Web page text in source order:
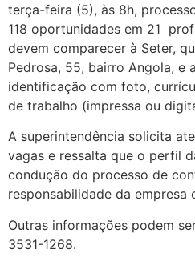
terça-feira (5), às 8h,
118 oportunidades em 21
devem comparecer à Seter,
Pedrosa, 55, bairro Angola, e
identificação com foto,
de trabalho (impressa ou
A superintendência solicita
vagas e ressalta que o perfil
condução do processo de
responsabilidade da empresa
Outras informações podem
3531-1268.